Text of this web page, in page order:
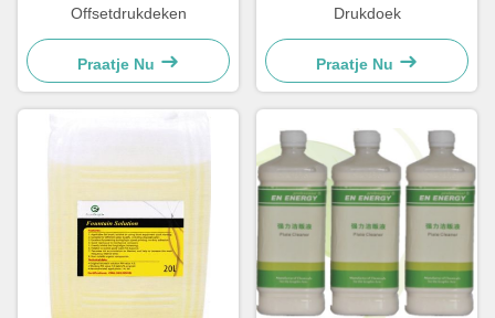
Offsetdrukdeken
Praatje Nu
Drukdoek
Praatje Nu